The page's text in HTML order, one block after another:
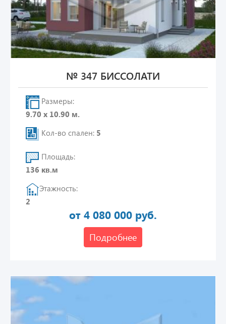
№ 347 БИССОЛАТИ
Размеры:
9.70 х 10.90 м.
Кол-во спален: 5
Площадь:
136 кв.м
Этажность:
2
от 4 080 000 руб.
Подробнее